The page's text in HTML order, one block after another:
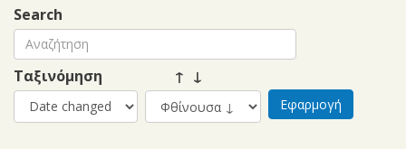
Search
Ταξινόμηση ↑ ↓